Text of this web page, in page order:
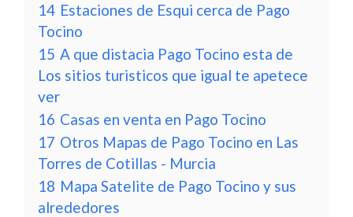
14 Estaciones de Esqui cerca de Pago
Tocino
15 A que distacia Pago Tocino esta de
Los sitios turisticos que igual te apetece
ver
16 Casas en venta en Pago Tocino
17 Otros Mapas de Pago Tocino en Las
Torres de Cotillas - Murcia
18 Mapa Satelite de Pago Tocino y sus
alrededores